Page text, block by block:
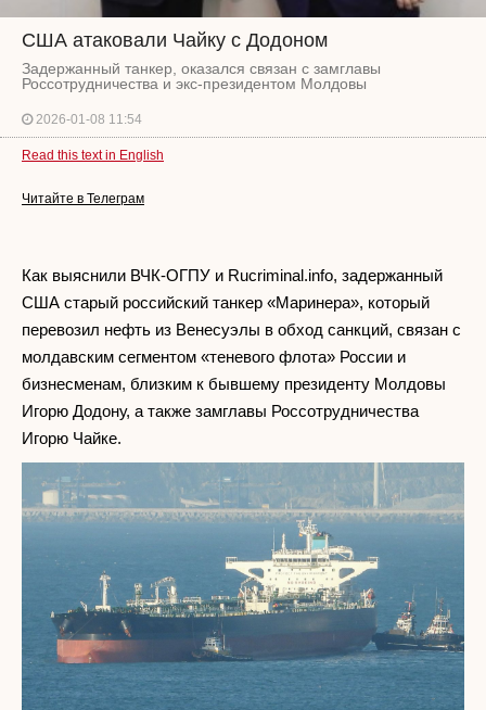
США атаковали Чайку с Додоном
Задержанный танкер, оказался связан с замглавы
Россотрудничества и экс-президентом Молдовы
2026-01-08 11:54
Read this text in English
Читайте в Телеграм
Как выяснили ВЧК-ОГПУ и Rucriminal.info, задержанный
США старый российский танкер «Маринера», который
перевозил нефть из Венесуэлы в обход санкций, связан с
молдавским сегментом «теневого флота» России и
бизнесменам, близким к бывшему президенту Молдовы
Игорю Додону, а также замглавы Россотрудничества
Игорю Чайке.